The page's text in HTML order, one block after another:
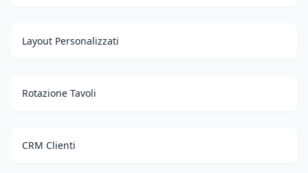
Layout Personalizzati
Rotazione Tavoli
CRM Clienti